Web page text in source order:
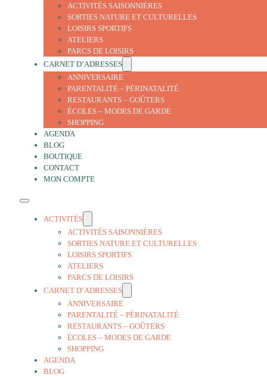
ACTIVITÉS SAISONNIÈRES
SORTIES NATURE ET CULTURELLES
LOISIRS SPORTIFS
ATELIERS
PARCS DE LOISIRS
CARNET D’ADRESSES
ANNIVERSAIRE
PARENTALITÉ – PÉRINATALITÉ
RESTAURANTS – GOÛTERS
ÉCOLES – MODES DE GARDE
SHOPPING
AGENDA
BLOG
BOUTIQUE
CONTACT
MON COMPTE
ACTIVITÉS
ACTIVITÉS SAISONNIÈRES
SORTIES NATURE ET CULTURELLES
LOISIRS SPORTIFS
ATELIERS
PARCS DE LOISIRS
CARNET D’ADRESSES
ANNIVERSAIRE
PARENTALITÉ – PÉRINATALITÉ
RESTAURANTS – GOÛTERS
ÉCOLES – MODES DE GARDE
SHOPPING
AGENDA
BLOG